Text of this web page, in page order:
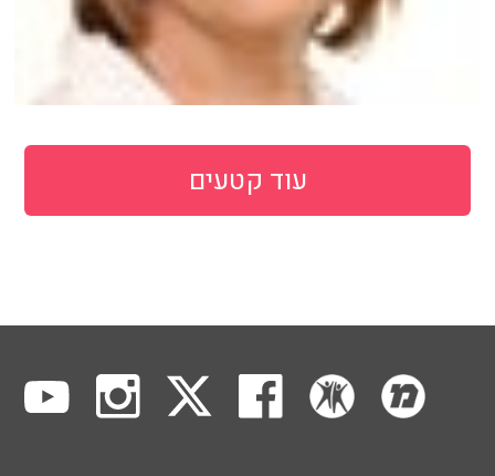
עוד קטעים